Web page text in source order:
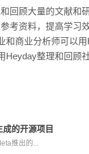
回顾大量的文献和
考资料，提高学习效
和商业分析师可以
整理和回顾
的开源项目
推出的...